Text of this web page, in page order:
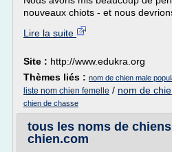
nouveaux chiots - et nous
Lire la suite
Site : http://www.edukra.org
Thèmes liés : nom de chien male
liste nom chien femelle / nom de
chien de chasse
tous les noms de
chien.com